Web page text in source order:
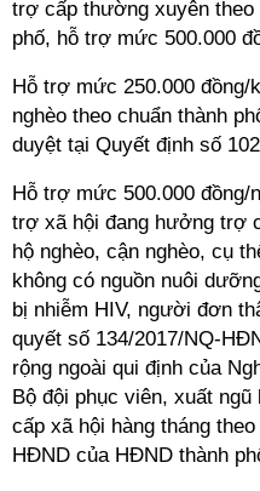
trợ cấp thường xuyên
phố, hỗ trợ mức 500.000
Hỗ trợ mức 250.000 đồng/
nghèo theo chuẩn thành
duyệt tại Quyết định số
Hỗ trợ mức 500.000
trợ xã hội đang hưởng trợ
hộ nghèo, cận nghèo, cụ
không có nguồn nuôi
bị nhiễm HIV, người đơn
quyết số 134/2017/NQ-
rộng ngoài qui định của
Bộ đội phục viên, xuất
cấp xã hội hàng tháng
HĐND của HĐND thành